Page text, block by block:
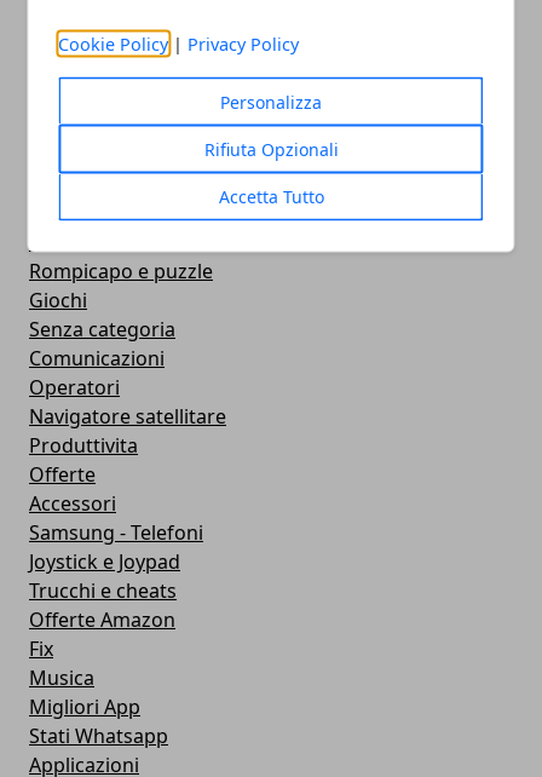
Cookie Policy | Privacy Policy
Personalizza
Rifiuta Opzionali
Accetta Tutto
Confronto
Cellulari e Smartphone
Immagini e GIF Buongiorno per Whatsapp
Strumenti
Contapassi e Calorie
Rompicapo e puzzle
Giochi
Senza categoria
Comunicazioni
Operatori
Navigatore satellitare
Produttivita
Offerte
Accessori
Samsung - Telefoni
Joystick e Joypad
Trucchi e cheats
Offerte Amazon
Fix
Musica
Migliori App
Stati Whatsapp
Applicazioni